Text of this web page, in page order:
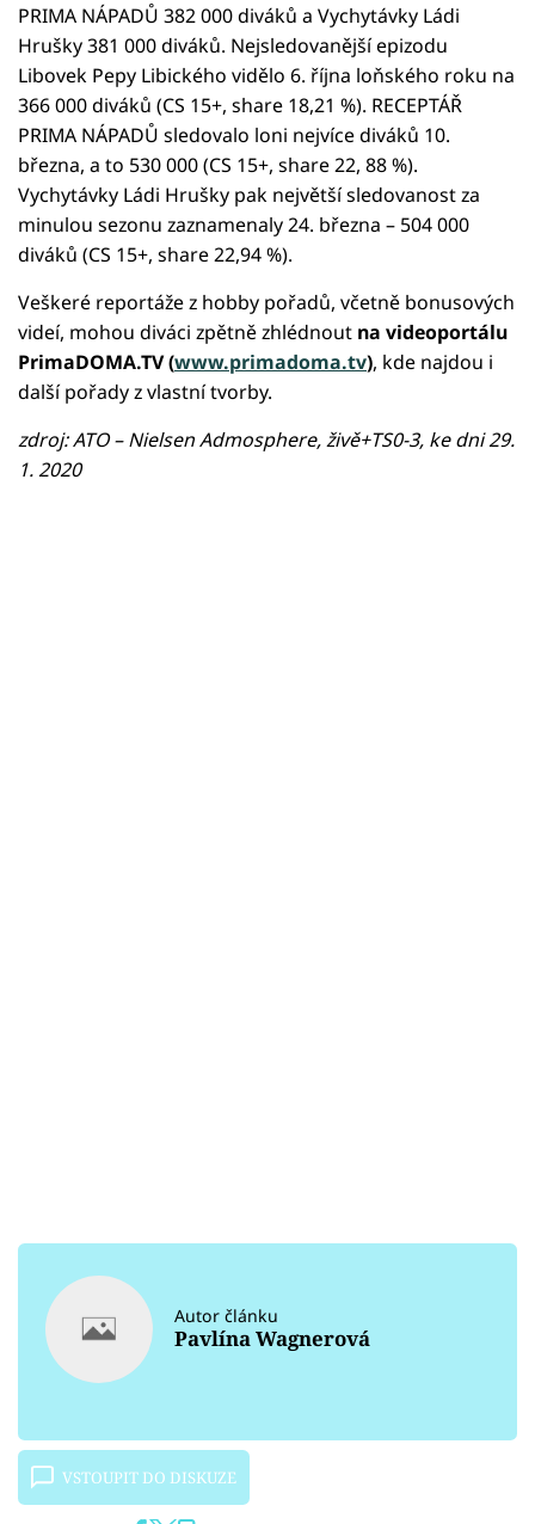
PRIMA NÁPADŮ 382 000 diváků a Vychytávky Ládi
Hrušky 381 000 diváků. Nejsledovanější epizodu
Libovek Pepy Libického vidělo 6. října loňského roku na
366 000 diváků (CS 15+, share 18,21 %). RECEPTÁŘ
PRIMA NÁPADŮ sledovalo loni nejvíce diváků 10.
března, a to 530 000 (CS 15+, share 22, 88 %).
Vychytávky Ládi Hrušky pak největší sledovanost za
minulou sezonu zaznamenaly 24. března – 504 000
diváků (CS 15+, share 22,94 %).
Veškeré reportáže z hobby pořadů, včetně bonusových
videí, mohou diváci zpětně zhlédnout na videoportálu
PrimaDOMA.TV (www.primadoma.tv), kde najdou i
další pořady z vlastní tvorby.
zdroj: ATO – Nielsen Admosphere, živě+TS0-3, ke dni 29.
1. 2020
Autor článku
Pavlína Wagnerová
VSTOUPIT DO DISKUZE